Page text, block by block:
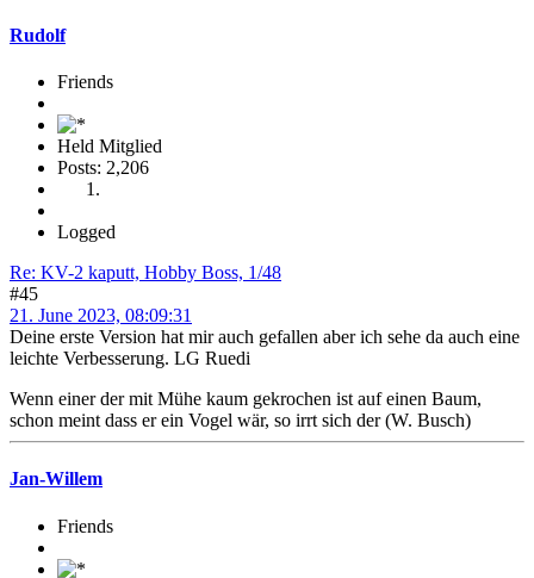
Rudolf
Friends
Held Mitglied
Posts: 2,206
Logged
Re: KV-2 kaputt, Hobby Boss, 1/48
#45
21. June 2023, 08:09:31
Deine erste Version hat mir auch gefallen aber ich sehe da auch eine
leichte Verbesserung. LG Ruedi
Wenn einer der mit Mühe kaum gekrochen ist auf einen Baum,
schon meint dass er ein Vogel wär, so irrt sich der (W. Busch)
Jan-Willem
Friends